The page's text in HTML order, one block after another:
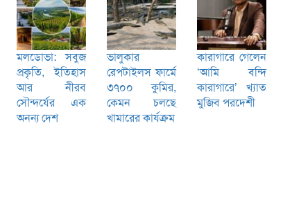
মলডোভা: সবুজ
প্রকৃতি, ইতিহাস
আর নীরব
সৌন্দর্যের এক
অনন্য দেশ
ভালুকার
রেপটাইলস ফার্মে
৩৭০০ কুমির,
কেমন চলছে
খামারের কার্যক্রম
কারাগারে গেলেন
‘আমি বন্দি
কারাগারে’ খ্যাত
মুজিব পরদেশী